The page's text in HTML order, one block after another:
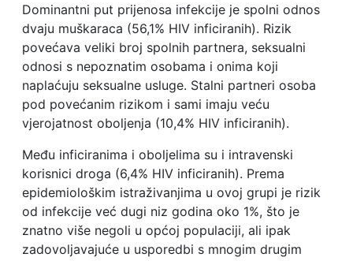
Dominantni put prijenosa infekcije je spolni odnos
dvaju muškaraca (56,1% HIV inficiranih). Rizik
povećava veliki broj spolnih partnera, seksualni
odnosi s nepoznatim osobama i onima koji
naplaćuju seksualne usluge. Stalni partneri osoba
pod povećanim rizikom i sami imaju veću
vjerojatnost oboljenja (10,4% HIV inficiranih).
Među inficiranima i oboljelima su i intravenski
korisnici droga (6,4% HIV inficiranih). Prema
epidemiološkim istraživanjima u ovoj grupi je rizik
od infekcije već dugi niz godina oko 1%, što je
znatno više negoli u općoj populaciji, ali ipak
zadovoljavajuće u usporedbi s mnogim drugim